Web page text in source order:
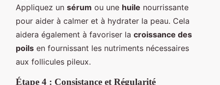
Appliquez un sérum ou une huile nourrissante
pour aider à calmer et à hydrater la peau. Cela
aidera également à favoriser la croissance des
poils en fournissant les nutriments nécessaires
aux follicules pileux.
Étape 4 : Consistance et Régularité